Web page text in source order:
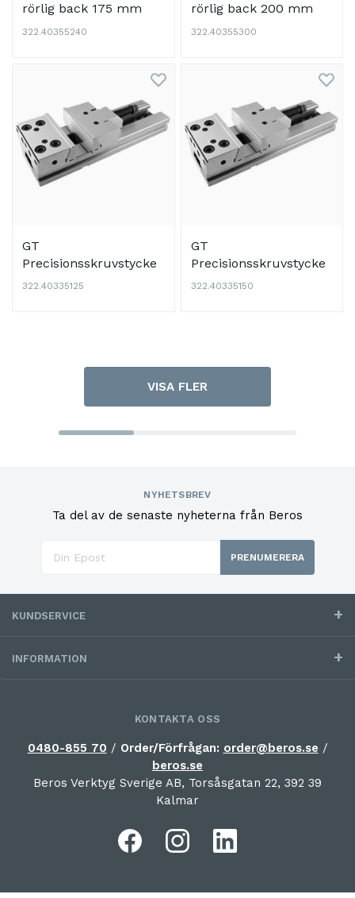
rörlig back 175 mm
322.40355240
rörlig back 200 mm
322.40355300
GT
Precisionsskruvstycke
100x100
322.40335125
GT
Precisionsskruvstycke
125x150 mm
322.40335150
VISA FLER
NYHETSBREV
Ta del av de senaste nyheterna från Beros
PRENUMERERA
KUNDSERVICE
INFORMATION
KONTAKTA OSS
0480-855 70 / Order/Förfrågan: order@beros.se /
beros.se
Beros Verktyg Sverige AB, Torsåsgatan 22, 392 39
Kalmar